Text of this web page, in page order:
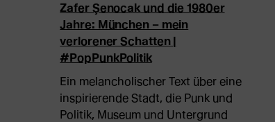
Zafer Şenocak und die 1980er
Jahre: München – mein
verlorener Schatten |
#PopPunkPolitik
Ein melancholischer Text über eine
inspirierende Stadt, die Punk und
Politik, Museum und Untergrund